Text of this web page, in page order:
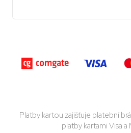
Platby kartou zajišťuje platební
platby kartami Visa a